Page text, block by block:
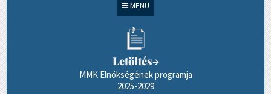
MENÜ
Letöltés→
MMK Elnökségének programja
2025-2029